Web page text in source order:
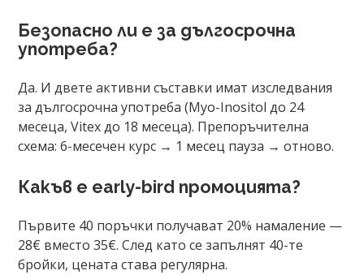
Безопасно ли е за дългосрочна
употреба?
Да. И двете активни съставки имат изследвания
за дългосрочна употреба (Myo-Inositol до 24
месеца, Vitex до 18 месеца). Препоръчителна
схема: 6-месечен курс → 1 месец пауза → отново.
Какъв е early-bird промоцията?
Първите 40 поръчки получават 20% намаление —
28€ вместо 35€. След като се запълнят 40-те
бройки, цената става регулярна.